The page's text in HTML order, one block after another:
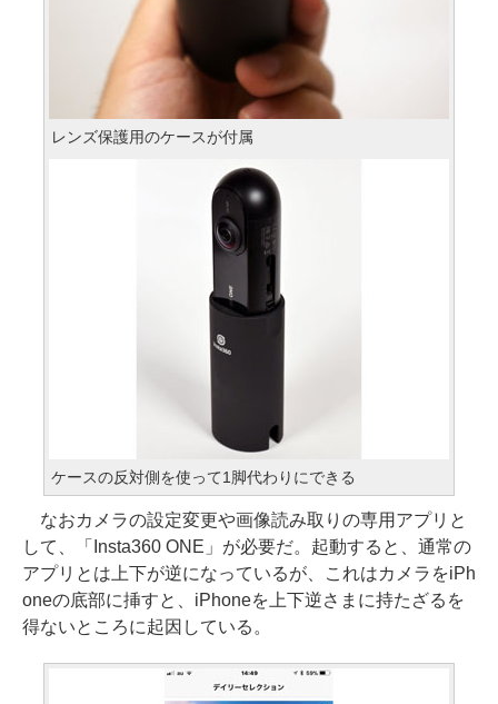
レンズ保護用のケースが付属
ケースの反対側を使って1脚代わりにできる
なおカメラの設定変更や画像読み取りの専用アプリと
して、「Insta360 ONE」が必要だ。起動すると、通常の
アプリとは上下が逆になっているが、これはカメラをiPh
oneの底部に挿すと、iPhoneを上下逆さまに持たざるを
得ないところに起因している。